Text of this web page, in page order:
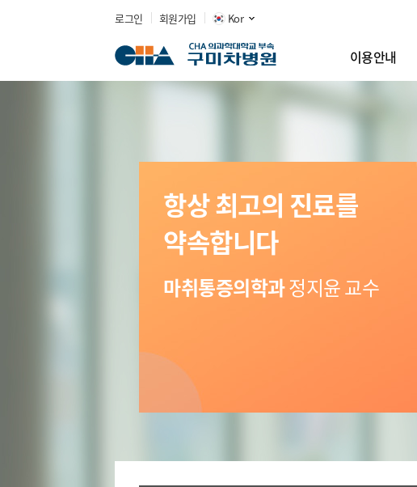
로그인 회원가입 Kor
이용안내
항상 최고의 진료를
약속합니다
마취통증의학과정지윤 교수